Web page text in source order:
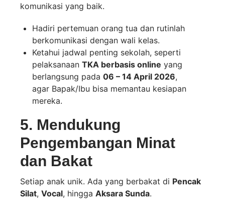
komunikasi yang baik.
Hadiri pertemuan orang tua dan rutinlah
berkomunikasi dengan wali kelas.
Ketahui jadwal penting sekolah, seperti
pelaksanaan TKA berbasis online yang
berlangsung pada 06 – 14 April 2026,
agar Bapak/Ibu bisa memantau kesiapan
mereka.
5. Mendukung
Pengembangan Minat
dan Bakat
Setiap anak unik. Ada yang berbakat di Pencak
Silat, Vocal, hingga Aksara Sunda.